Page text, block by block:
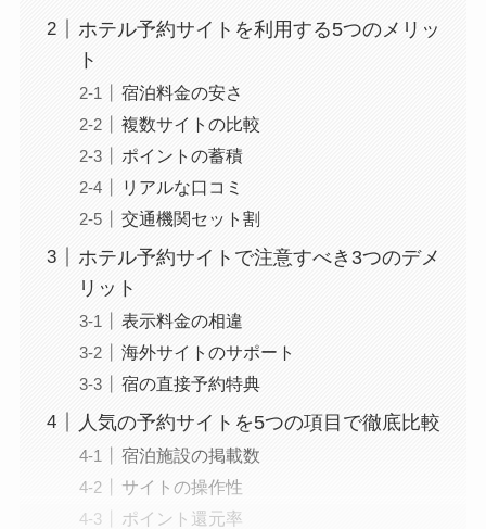
ホテル予約サイトを利用する5つのメリッ
ト
宿泊料金の安さ
複数サイトの比較
ポイントの蓄積
リアルな口コミ
交通機関セット割
ホテル予約サイトで注意すべき3つのデメ
リット
表示料金の相違
海外サイトのサポート
宿の直接予約特典
人気の予約サイトを5つの項目で徹底比較
宿泊施設の掲載数
サイトの操作性
ポイント還元率